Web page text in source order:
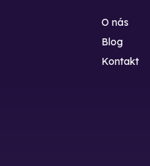
O nás
Blog
Kontakt